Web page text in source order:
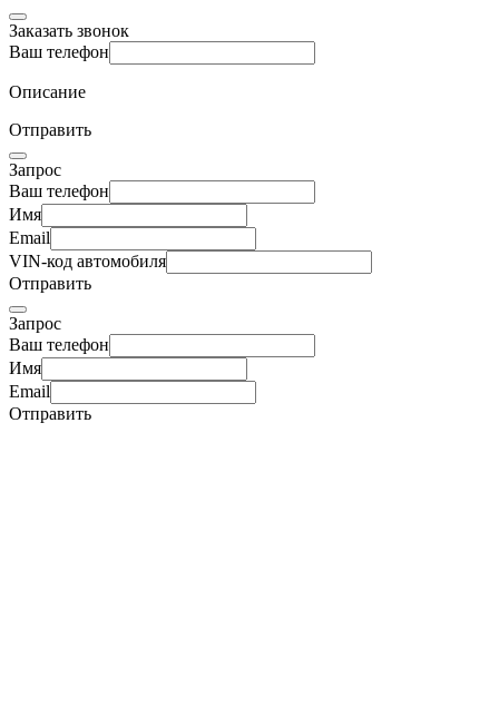
Заказать звонок
Ваш телефон
Описание
Отправить
Запрос
Ваш телефон
Имя
Email
VIN-код автомобиля
Отправить
Запрос
Ваш телефон
Имя
Email
Отправить